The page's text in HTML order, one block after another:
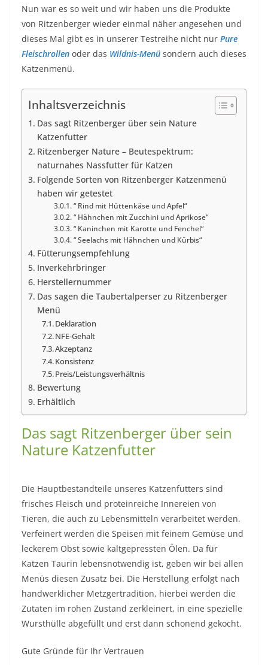
Nun war es so weit und wir haben uns die Produkte
von Ritzenberger wieder einmal näher angesehen und
dieses Mal gibt es in unserer Testreihe nicht nur Pure
Fleischrollen oder das Wildnis-Menü sondern auch dieses
Katzenmenü.
Inhaltsverzeichnis
Das sagt Ritzenberger über sein Nature
Katzenfutter
Ritzenberger Nature – Beutespektrum:
naturnahes Nassfutter für Katzen
Folgende Sorten von Ritzenberger Katzenmenü
haben wir getestet
“ Rind mit Hüttenkäse und Apfel“
“ Hähnchen mit Zucchini und Aprikose“
“ Kaninchen mit Karotte und Fenchel“
“ Seelachs mit Hähnchen und Kürbis“
Fütterungsempfehlung
Inverkehrbringer
Herstellernummer
Das sagen die Taubertalperser zu Ritzenberger
Menü
Deklaration
NFE-Gehalt
Akzeptanz
Konsistenz
Preis/Leistungsverhältnis
Bewertung
Erhältlich
Das sagt Ritzenberger über sein
Nature Katzenfutter
Die Hauptbestandteile unseres Katzenfutters sind
frisches Fleisch und proteinreiche Innereien von
Tieren, die auch zu Lebensmitteln verarbeitet werden.
Verfeinert werden die Speisen mit feinem Gemüse und
leckerem Obst sowie kaltgepressten Ölen. Da für
Katzen Taurin lebensnotwendig ist, geben wir bei allen
Menüs diesen Zusatz bei. Die Herstellung erfolgt nach
handwerklicher Metzgertradition, hierbei werden die
Zutaten im rohen Zustand zerkleinert, in eine spezielle
Wursthülle abgefüllt und erst dann schonend gekocht.
Gute Gründe für Ihr Vertrauen